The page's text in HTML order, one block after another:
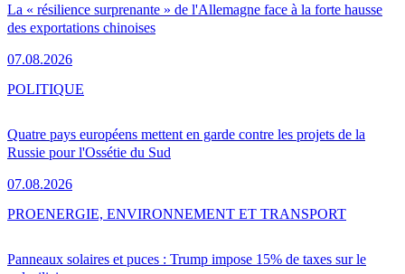
La « résilience surprenante » de l'Allemagne face à la forte hausse
des exportations chinoises
07.08.2026
Quatre pays européens mettent en garde contre les projets de la
Russie pour l'Ossétie du Sud
07.08.2026
POLITIQUE
Panneaux solaires et puces : Trump impose 15% de taxes sur le
PROENERGIE, ENVIRONNEMENT ET TRANSPORT